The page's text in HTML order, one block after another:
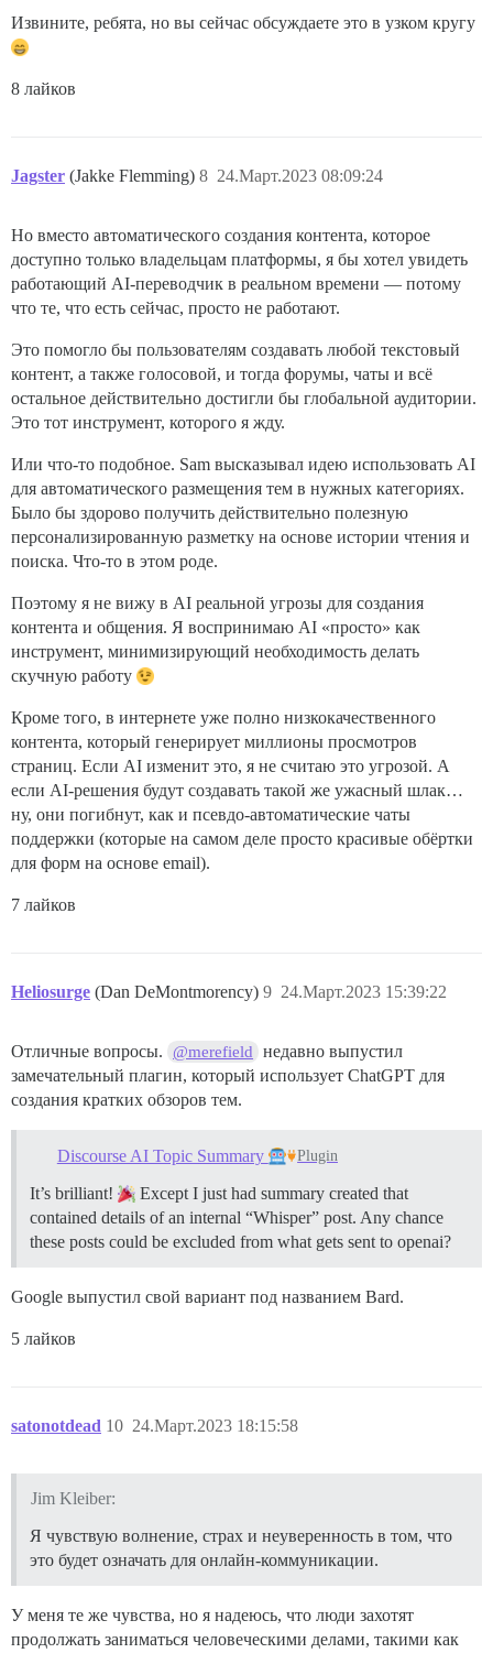
Извините, ребята, но вы сейчас обсуждаете это в узком кругу
8 лайков
Jagster (Jakke Flemming) 24.Март.2023 08:09:24
8
Но вместо автоматического создания контента, которое
доступно только владельцам платформы, я бы хотел увидеть
работающий AI-переводчик в реальном времени — потому
что те, что есть сейчас, просто не работают.
Это помогло бы пользователям создавать любой текстовый
контент, а также голосовой, и тогда форумы, чаты и всё
остальное действительно достигли бы глобальной аудитории.
Это тот инструмент, которого я жду.
Или что-то подобное. Sam высказывал идею использовать AI
для автоматического размещения тем в нужных категориях.
Было бы здорово получить действительно полезную
персонализированную разметку на основе истории чтения и
поиска. Что-то в этом роде.
Поэтому я не вижу в AI реальной угрозы для создания
контента и общения. Я воспринимаю AI «просто» как
инструмент, минимизирующий необходимость делать
скучную работу
Кроме того, в интернете уже полно низкокачественного
контента, который генерирует миллионы просмотров
страниц. Если AI изменит это, я не считаю это угрозой. А
если AI-решения будут создавать такой же ужасный шлак…
ну, они погибнут, как и псевдо-автоматические чаты
поддержки (которые на самом деле просто красивые обёртки
для форм на основе email).
7 лайков
Heliosurge (Dan DeMontmorency) 24.Март.2023 15:39:22
9
Отличные вопросы. @merefield
недавно выпустил
замечательный плагин, который использует ChatGPT для
создания кратких обзоров тем.
Discourse AI Topic Summary Plugin
It’s brilliant!
Except I just had summary created that
contained details of an internal “Whisper” post. Any chance
these posts could be excluded from what gets sent to openai?
Google выпустил свой вариант под названием Bard.
5 лайков
satonotdead 24.Март.2023 18:15:58
10
Jim Kleiber:
Я чувствую волнение, страх и неуверенность в том, что
это будет означать для онлайн-коммуникации.
У меня те же чувства, но я надеюсь, что люди захотят
продолжать заниматься человеческими делами, такими как